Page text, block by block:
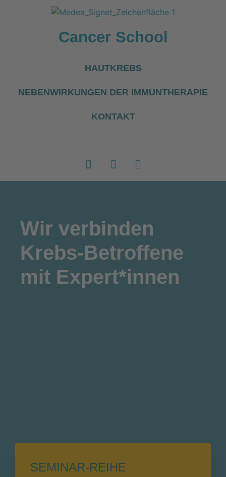
Cancer School
HAUTKREBS
NEBENWIRKUNGEN DER IMMUNTHERAPIE
KONTAKT
Wir verbinden
Krebs-Betroffene
mit Expert*innen
SEMINAR-REIHE